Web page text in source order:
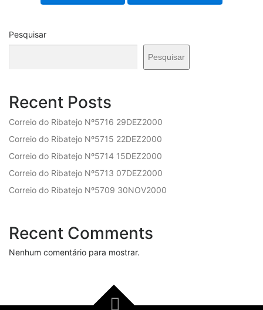
Pesquisar
Pesquisar
Recent Posts
Correio do Ribatejo Nº5716 29DEZ2000
Correio do Ribatejo Nº5715 22DEZ2000
Correio do Ribatejo Nº5714 15DEZ2000
Correio do Ribatejo Nº5713 07DEZ2000
Correio do Ribatejo Nº5709 30NOV2000
Recent Comments
Nenhum comentário para mostrar.